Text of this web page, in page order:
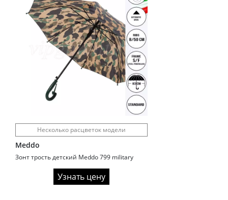
Несколько расцветок модели
Meddo
Зонт трость детский Meddo 799 military
Узнать цену